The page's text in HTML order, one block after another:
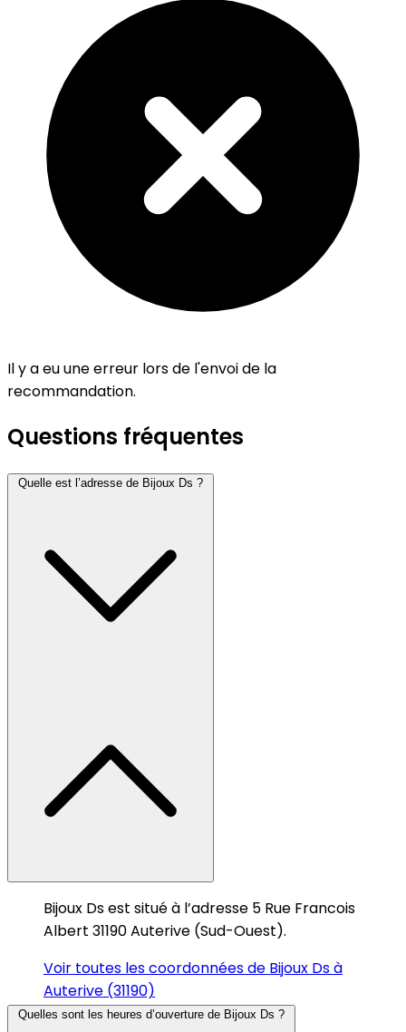
Il y a eu une erreur lors de l'envoi de la
recommandation.
Questions fréquentes
Quelle est l’adresse de Bijoux Ds ?
Bijoux Ds est situé à l’adresse 5 Rue Francois
Albert 31190 Auterive (Sud-Ouest).
Voir toutes les coordonnées de Bijoux Ds à
Auterive (31190)
Quelles sont les heures d’ouverture de Bijoux Ds ?